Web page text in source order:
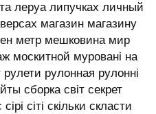
леруа липучках личный
магазин магазину
метр мешковина мир
москитной муровані на
рулонная рулонні
сборка світ секрет
сіті скільки скласти